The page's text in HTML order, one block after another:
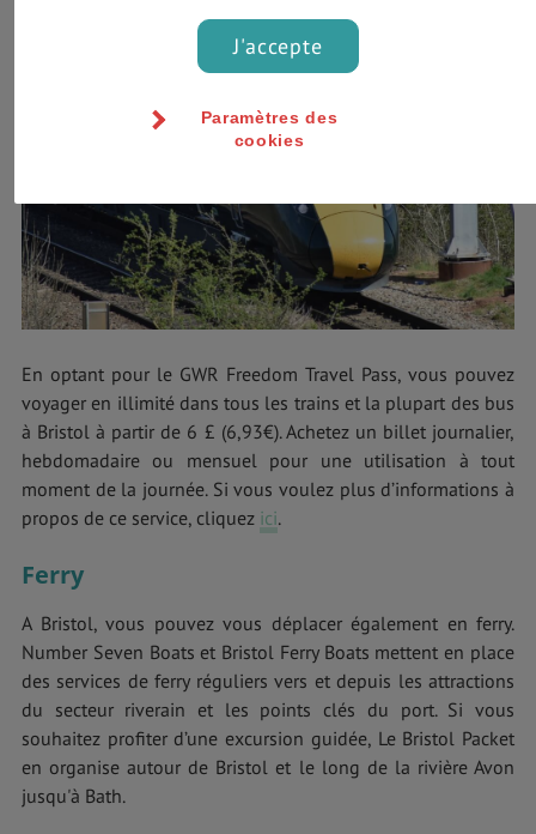
En optant pour le GWR Freedom Travel Pass, vous pouvez
voyager en illimité dans tous les trains et la plupart des bus
à Bristol à partir de 6 £ (6,93€). Achetez un billet journalier,
hebdomadaire ou mensuel pour une utilisation à tout
moment de la journée. Si vous voulez plus d’informations à
propos de ce service, cliquez ici.
Ferry
A Bristol, vous pouvez vous déplacer également en ferry.
Number Seven Boats et Bristol Ferry Boats mettent en place
des services de ferry réguliers vers et depuis les attractions
du secteur riverain et les points clés du port. Si vous
souhaitez profiter d’une excursion guidée, Le Bristol Packet
en organise autour de Bristol et le long de la rivière Avon
jusqu'à Bath.
J'accepte
Paramètres des
cookies